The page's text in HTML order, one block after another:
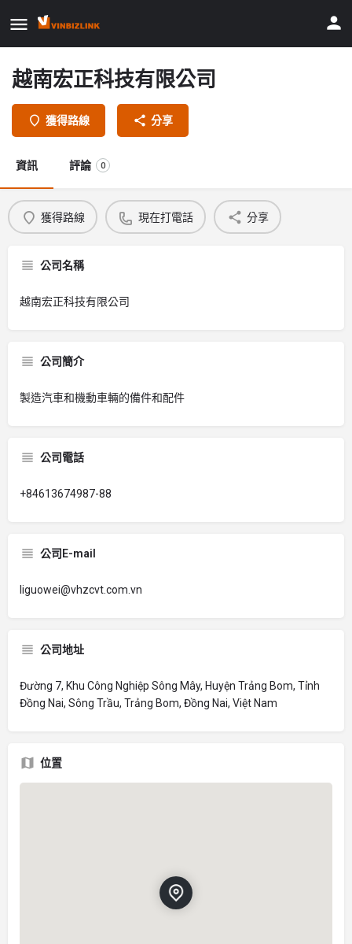
越南宏正科技有限公司
獲得路線 分享
資訊 評論 0
獲得路線 現在打電話 分享
公司名稱
越南宏正科技有限公司
公司簡介
製造汽車和機動車輛的備件和配件
公司電話
+84613674987-88
公司E-mail
liguowei@vhzcvt.com.vn
公司地址
Đường 7, Khu Công Nghiệp Sông Mây, Huyện Trảng Bom, Tỉnh
Đồng Nai, Sông Trầu, Trảng Bom, Đồng Nai, Việt Nam
位置